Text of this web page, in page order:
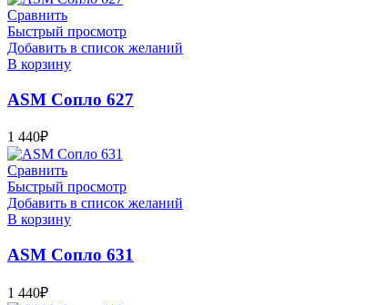
Сравнить
Быстрый просмотр
Добавить в список желаний
В корзину
ASM Сопло 627
1 440₽
Сравнить
Быстрый просмотр
Добавить в список желаний
В корзину
ASM Сопло 631
1 440₽